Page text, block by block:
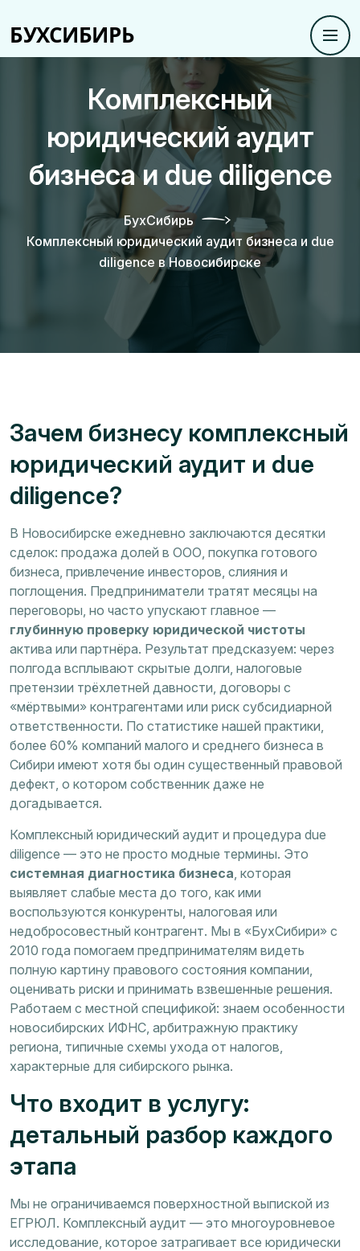
Комплексный
юридический аудит
бизнеса и due diligence
БухСибирь
Комплексный юридический аудит бизнеса и due
diligence в Новосибирске
Зачем бизнесу комплексный
юридический аудит и due
diligence?
В Новосибирске ежедневно заключаются десятки
сделок: продажа долей в ООО, покупка готового
бизнеса, привлечение инвесторов, слияния и
поглощения. Предприниматели тратят месяцы на
переговоры, но часто упускают главное —
глубинную проверку юридической чистоты
актива или партнёра. Результат предсказуем: через
полгода всплывают скрытые долги, налоговые
претензии трёхлетней давности, договоры с
«мёртвыми» контрагентами или риск субсидиарной
ответственности. По статистике нашей практики,
более 60% компаний малого и среднего бизнеса в
Сибири имеют хотя бы один существенный правовой
дефект, о котором собственник даже не
догадывается.
Комплексный юридический аудит и процедура due
diligence — это не просто модные термины. Это
системная диагностика бизнеса, которая
выявляет слабые места до того, как ими
воспользуются конкуренты, налоговая или
недобросовестный контрагент. Мы в «БухСибири» с
2010 года помогаем предпринимателям видеть
полную картину правового состояния компании,
оценивать риски и принимать взвешенные решения.
Работаем с местной спецификой: знаем особенности
новосибирских ИФНС, арбитражную практику
региона, типичные схемы ухода от налогов,
характерные для сибирского рынка.
Что входит в услугу:
детальный разбор каждого
этапа
Мы не ограничиваемся поверхностной выпиской из
ЕГРЮЛ. Комплексный аудит — это многоуровневое
исследование, которое затрагивает все юридически